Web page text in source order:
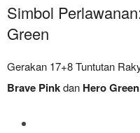
Simbol
Green
Gerakan 17+8 Tuntutan
Brave Pinkdan Hero Green